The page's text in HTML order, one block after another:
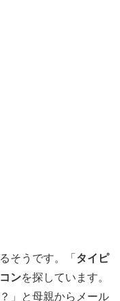
そうです。「 タイピ
ンを探しています。
」と母親からメール